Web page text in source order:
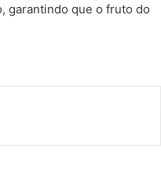
garantindo que o fruto do